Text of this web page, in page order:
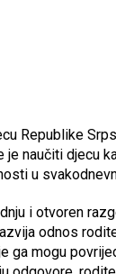
Republike
je naučiti djecu
u
i otvoren
odnos
ga mogu